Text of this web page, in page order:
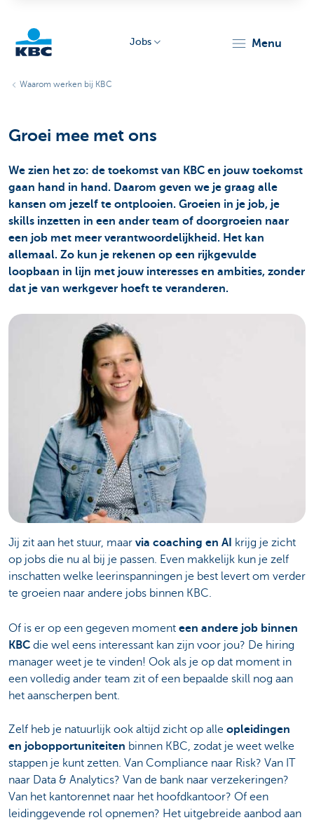
Particulieren
Jobs menu
Waarom werken bij KBC
Groei mee met ons
We zien het zo: de toekomst van KBC en jouw toekomst
gaan hand in hand. Daarom geven we je graag alle
kansen om jezelf te ontplooien. Groeien in je job, je
skills inzetten in een ander team of doorgroeien naar
een job met meer verantwoordelijkheid. Het kan
allemaal. Zo kun je rekenen op een rijkgevulde
loopbaan in lijn met jouw interesses en ambities, zonder
dat je van werkgever hoeft te veranderen.
Jij zit aan het stuur, maar via coaching en AI
krijg je zicht
op jobs die nu al bij je passen. Even makkelijk kun je zelf
inschatten welke leerinspanningen je best levert om verder
te groeien naar andere jobs binnen KBC.
Of is er op een gegeven moment een andere job binnen
KBC die wel eens interessant kan zijn voor jou? De hiring
manager weet je te vinden! Ook als je op dat moment in
een volledig ander team zit of een bepaalde skill nog aan
het aanscherpen bent.
Zelf heb je natuurlijk ook altijd zicht op alle opleidingen
en jobopportuniteiten binnen KBC, zodat je weet welke
stappen je kunt zetten. Van Compliance naar Risk? Van IT
naar Data & Analytics? Van de bank naar verzekeringen?
Van het kantorennet naar het hoofdkantoor? Of een
leidinggevende rol opnemen? Het uitgebreide aanbod aan